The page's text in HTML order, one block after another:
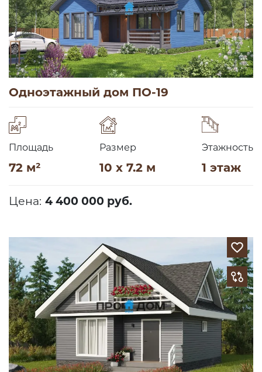
Одноэтажный дом ПО-19
Площадь
72 м²
Размер
10 x 7.2 м
Этажность
1 этаж
Цена: 4 400 000 руб.